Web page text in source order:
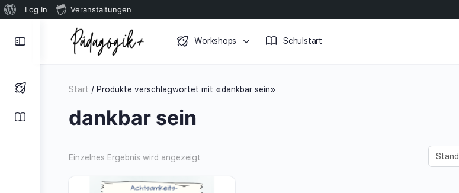
Über
Log In Veranstaltungen
Workshops Schulstart
Start / Produkte verschlagwortet mit «dankbar sein»
dankbar sein
Einzelnes Ergebnis wird angezeigt